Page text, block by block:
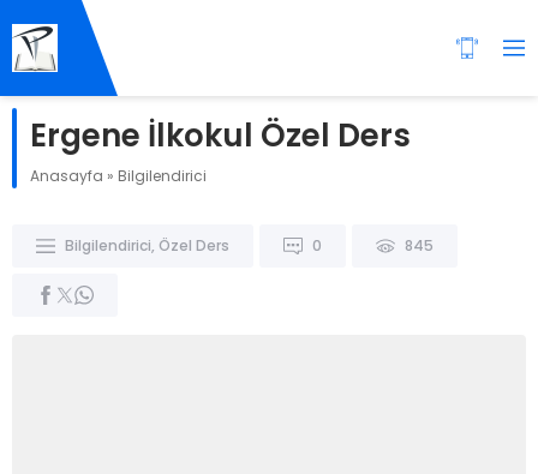
Ergene İlkokul Özel Ders
Anasayfa » Bilgilendirici
Bilgilendirici, Özel Ders 0 845